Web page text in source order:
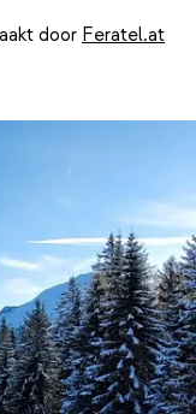
door Feratel.at